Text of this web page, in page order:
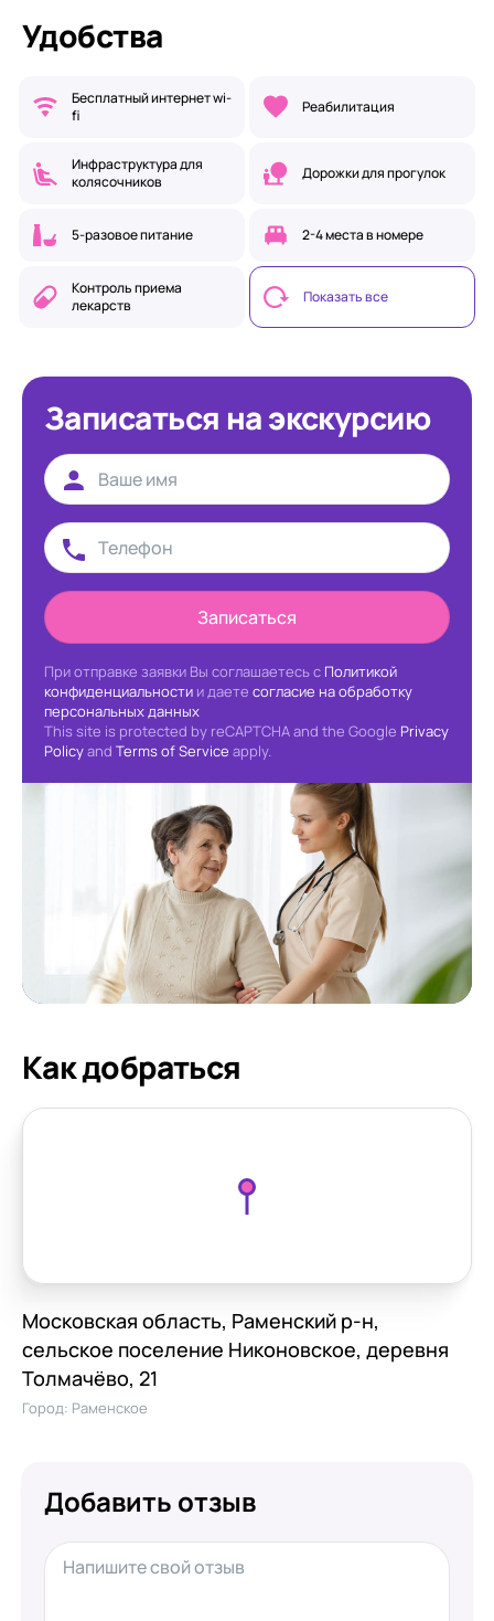
Удобства
Бесплатный интернет wi-
fi
Реабилитация
Инфраструктура для
колясочников
Дорожки для прогулок
5-разовое питание 2-4 места в номере
Контроль приема
лекарств
Показать все
Записаться на экскурсию
Записаться
При отправке заявки Вы соглашаетесь с Политикой
конфиденциальности и даете согласие на обработку
персональных данных
This site is protected by reCAPTCHA and the Google Privacy
Policyand Terms of Service apply.
Как добраться
Московская область, Раменский р-н,
сельское поселение Никоновское, деревня
Толмачёво, 21
Город: Раменское
Добавить отзыв